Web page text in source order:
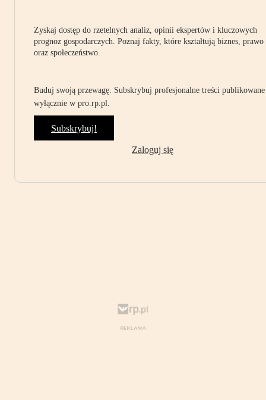
Zyskaj dostęp do rzetelnych analiz, opinii ekspertów i kluczowych
prognoz gospodarczych. Poznaj fakty, które kształtują biznes, prawo
oraz społeczeństwo.
Buduj swoją przewagę. Subskrybuj profesjonalne treści publikowane
wyłącznie w pro.rp.pl.
Subskrybuj!
Zaloguj się